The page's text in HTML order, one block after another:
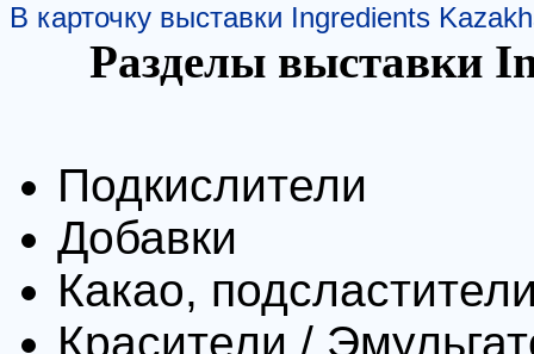
В карточку выставки Ingredients
Разделы выставки
Подкислители
Добавки
Какао,
Красители /